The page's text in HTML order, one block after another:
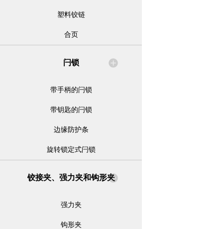
塑料铰链
合页
闩锁
带手柄的闩锁
带钥匙的闩锁
边缘防护条
旋转锁定式闩锁
铰接夹、强力夹和钩形夹
强力夹
钩形夹